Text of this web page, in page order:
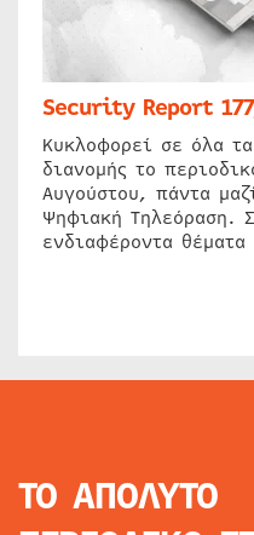
Security Report
Κυκλοφορεί σε όλα
διανομής το
Αυγούστου, πάντα
Ψηφιακή Τηλεόραση.
ενδιαφέροντα
ΤΟ ΑΠΟΛΥΤΟ